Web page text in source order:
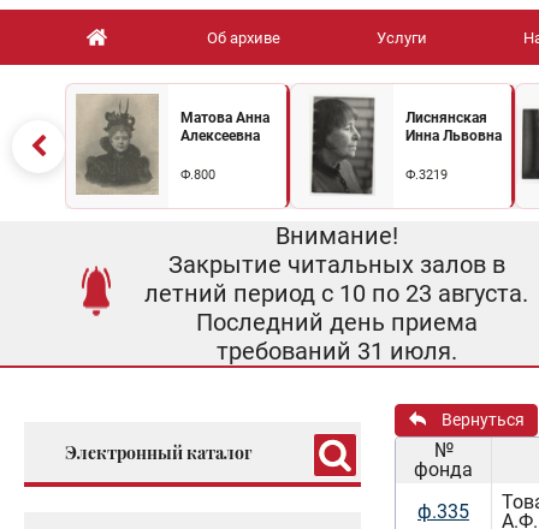
Об архиве Услуги
Матова Анна
Алексеевна
Ф.800
Лиснянская
Инна Львовна
Ф.3219
Внимание!
Закрытие читальных залов в
летний период с 10 по 23 августа.
Последний день приема
требований 31 июля.
Электронный каталог
Вернуться
№
фонда
ф.335
А.Ф.